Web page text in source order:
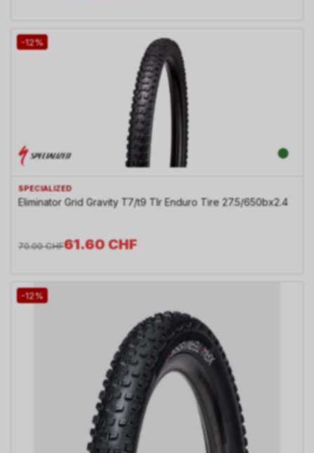
-12%
SPECIALIZED
Eliminator Grid Gravity T7/t9 Tlr Enduro Tire 27.5/650bx2.4
61.60CHF
70.00 CHF
-12%